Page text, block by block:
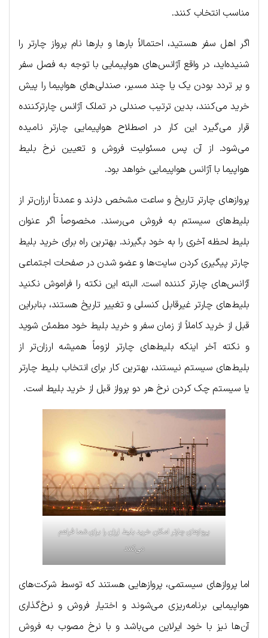
مناسب انتخاب کنند.
اگر اهل سفر هستید، احتمالاً بارها و بارها نام پرواز چارتر را
شنیده‌اید، در واقع آژانس‌های هواپیمایی با توجه به فصل سفر
و پر تردد بودن یک یا چند مسیر، صندلی‌های هواپیما را پیش
خرید می‌کنند، بدین ترتیب صندلی در تملک آژانس چارترکننده
قرار می‌گیرد این کار در اصطلاح هواپیمایی چارتر نامیده
می‌شود. از آن پس مسئولیت فروش و تعیین نرخ بلیط
هواپیما با آژانس هواپیمایی خواهد بود.
پروازهای چارتر تاریخ و ساعت مشخص دارند و عمدتاً ارزان‌تر از
بلیط‌های سیستم به فروش می‌رسند. مخصوصاً اگر عنوان
بلیط لحظه آخری را به خود بگیرند. بهترین راه برای خرید بلیط
چارتر پیگیری کردن سایت‌ها و عضو شدن در صفحات اجتماعی
آژانس‌های چارتر کننده است. البته این نکته را فراموش نکنید
بلیط‌های چارتر غیرقابل کنسلی و تغییر تاریخ هستند، بنابراین
قبل از خرید کاملاً از زمان سفر و خرید بلیط خود مطمئن شوید
و نکته آخر اینکه بلیط‌های چارتر لزوماً همیشه ارزان‌تر از
بلیط‌های سیستم نیستند، بهترین کار برای انتخاب بلیط چارتر
یا سیستم چک کردن نرخ هر دو پرواز قبل از خرید بلیط است.
پروازهای چارتر امکان خرید بلیط ارزان را برای شما فراهم
می‌کنند
اما پروازهای سیستمی، پروازهایی هستند که توسط شرکت‌های
هواپیمایی برنامه‌ریزی می‌شوند و اختیار فروش و نرخ‌گذاری
آن‌ها نیز با خود ایرلاین می‌باشد و با نرخ مصوب به فروش